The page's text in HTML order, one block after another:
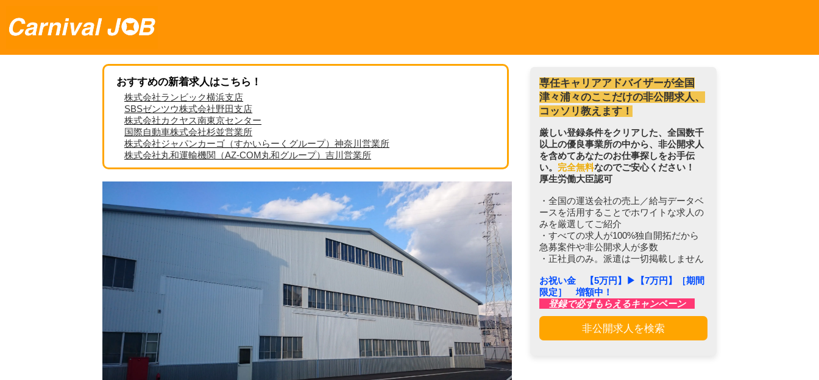
おすすめの新着求人はこちら！
株式会社ランビック横浜支店
SBSゼンツウ株式会社野田支店
株式会社カクヤス南東京センター
国際自動車株式会社杉並営業所
株式会社ジャパンカーゴ（すかいらーくグループ）神奈川営業所
株式会社丸和運輸機関（AZ-COM丸和グループ）吉川営業所
専任キャリアアドバイザーが全国
津々浦々のここだけの非公開求人、
コッソリ教えます！
厳しい登録条件をクリアした、全国数千
以上の優良事業所の中から、非公開求人
を含めてあなたのお仕事探しをお手伝
い。 完全無料なのでご安心ください！
厚生労働大臣認可
・全国の運送会社の売上／給与データベ
ースを活用することでホワイトな求人の
みを厳選してご紹介
・すべての求人が100%独自開拓だから
急募案件や非公開求人が多数
・正社員のみ。派遣は一切掲載しません
お祝い金 【5万円】▶︎【7万円】［期間
限定］ 増額中！
登録で必ずもらえるキャンペーン
非公開求人を検索